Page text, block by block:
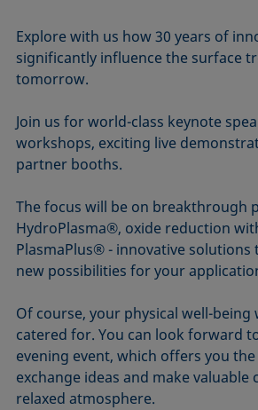
Explore with us how 30 years of
significantly influence the surface
tomorrow.
Join us for world-class keynote
workshops, exciting live
partner booths.
The focus will be on breakthrough
HydroPlasma®, oxide reduction
PlasmaPlus® - innovative solutions
new possibilities for your
Of course, your physical well-being
catered for. You can look forward
evening event, which offers you
exchange ideas and make valuable
relaxed atmosphere.